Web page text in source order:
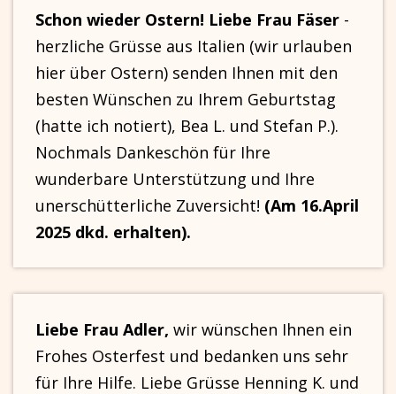
Schon wieder Ostern! Liebe Frau Fäser -
herzliche Grüsse aus Italien (wir urlauben
hier über Ostern) senden Ihnen mit den
besten Wünschen zu Ihrem Geburtstag
(hatte ich notiert), Bea L. und Stefan P.).
Nochmals Dankeschön für Ihre
wunderbare Unterstützung und Ihre
unerschütterliche Zuversicht! (Am 16.April
2025 dkd. erhalten).
Liebe Frau Adler, wir wünschen Ihnen ein
Frohes Osterfest und bedanken uns sehr
für Ihre Hilfe. Liebe Grüsse Henning K. und